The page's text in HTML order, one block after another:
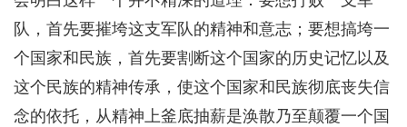
队，首先要摧垮这支军队的精神和意志；要想搞垮一
个国家和民族，首先要割断这个国家的历史记忆以及
这个民族的精神传承，使这个国家和民族彻底丧失信
念的依托，从精神上釜底抽薪是涣散乃至颠覆一个国